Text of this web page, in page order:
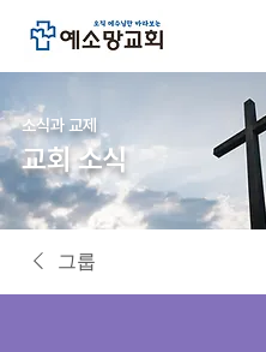
소식과 교제
교회 소식
그룹